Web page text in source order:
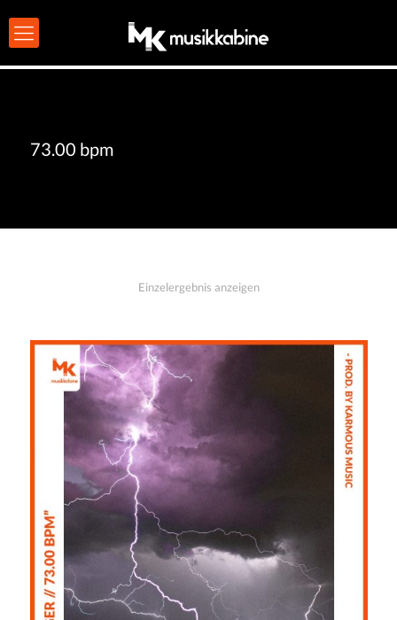
73.00 bpm
Einzelergebnis anzeigen